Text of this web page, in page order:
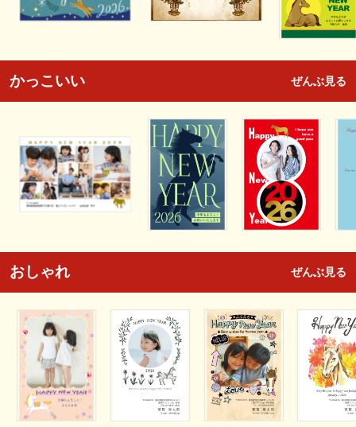
かっこいい ぜんぶ見る
おしゃれ ぜんぶ見る